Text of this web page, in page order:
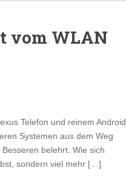
vom WLAN
Telefon und reinem Android
Systemen aus dem Weg
belehrt. Wie sich
sondern viel mehr […]